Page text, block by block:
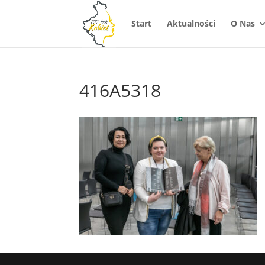
Start Aktualności O Nas
416A5318